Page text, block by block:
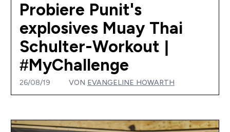
Probiere Punit's
explosives Muay Thai
Schulter-Workout |
#MyChallenge
26/08/19 VON EVANGELINE HOWARTH